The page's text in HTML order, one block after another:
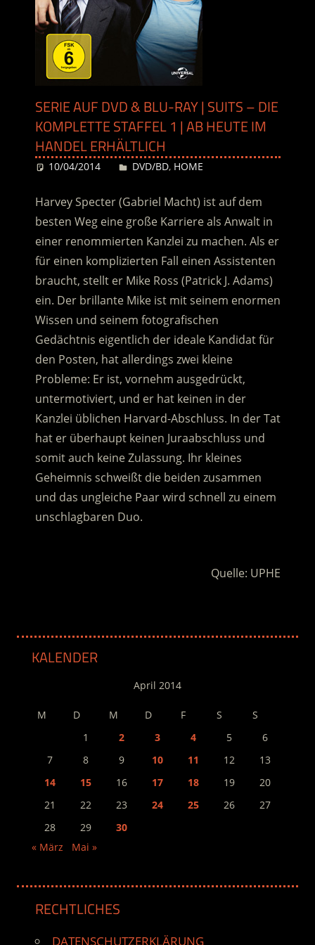
SERIE AUF DVD & BLU-RAY | SUITS – DIE
KOMPLETTE STAFFEL 1 | AB HEUTE IM
HANDEL ERHÄLTLICH
10/04/2014 Desiree
DVD/BD, HOME
Harvey Specter (Gabriel Macht) ist auf dem
besten Weg eine große Karriere als Anwalt in
einer renommierten Kanzlei zu machen. Als er
für einen komplizierten Fall einen Assistenten
braucht, stellt er Mike Ross (Patrick J. Adams)
ein. Der brillante Mike ist mit seinem enormen
Wissen und seinem fotografischen
Gedächtnis eigentlich der ideale Kandidat für
den Posten, hat allerdings zwei kleine
Probleme: Er ist, vornehm ausgedrückt,
untermotiviert, und er hat keinen in der
Kanzlei üblichen Harvard-Abschluss. In der Tat
hat er überhaupt keinen Juraabschluss und
somit auch keine Zulassung. Ihr kleines
Geheimnis schweißt die beiden zusammen
und das ungleiche Paar wird schnell zu einem
unschlagbaren Duo.
Quelle: UPHE
KALENDER
April 2014
M D M D F S
S
1
2 3 4 5
6
7
8 9 10 11 12
13
14
15 16 17 18 19
20
21
22 23 24 25 26
27
28
29
30
« März
Mai »
RECHTLICHES
DATENSCHUTZERKLÄRUNG